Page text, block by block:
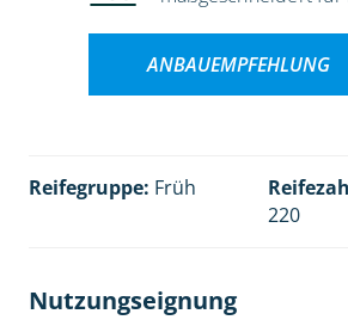
ANBAUEMPFEHLUNG
Reifegruppe: Früh
220
Nutzungseignung